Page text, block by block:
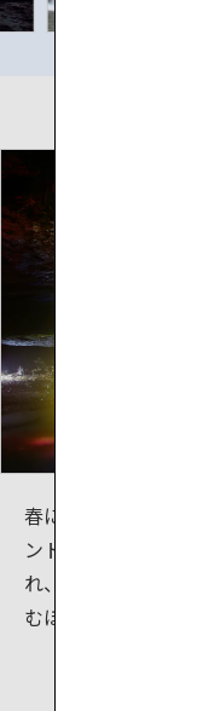
春には期間限定で、
ントを開催していま
れ、幻想的な景色を
むほど美しく、まる